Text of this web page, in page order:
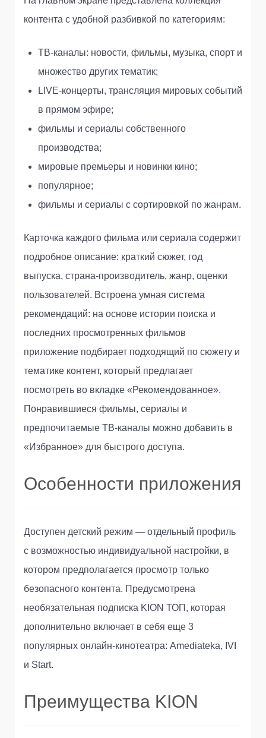
контента с удобной разбивкой по категориям:
ТВ-каналы: новости, фильмы, музыка, спорт и
множество других тематик;
LIVE-концерты, трансляция мировых событий
в прямом эфире;
фильмы и сериалы собственного
производства;
мировые премьеры и новинки кино;
популярное;
фильмы и сериалы с сортировкой по жанрам.
Карточка каждого фильма или сериала содержит
подробное описание: краткий сюжет, год
выпуска, страна-производитель, жанр, оценки
пользователей. Встроена умная система
рекомендаций: на основе истории поиска и
последних просмотренных фильмов
приложение подбирает подходящий по сюжету и
тематике контент, который предлагает
посмотреть во вкладке «Рекомендованное».
Понравившиеся фильмы, сериалы и
предпочитаемые ТВ-каналы можно добавить в
«Избранное» для быстрого доступа.
Особенности приложения
Доступен детский режим — отдельный профиль
с возможностью индивидуальной настройки, в
котором предполагается просмотр только
безопасного контента. Предусмотрена
необязательная подписка KION ТОП, которая
дополнительно включает в себя еще 3
популярных онлайн-кинотеатра: Amediateka, IVI
и Start.
Преимущества KION